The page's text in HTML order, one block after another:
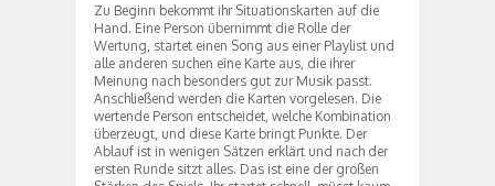
Zu Beginn bekommt ihr Situationskarten auf die
Hand. Eine Person übernimmt die Rolle der
Wertung, startet einen Song aus einer Playlist und
alle anderen suchen eine Karte aus, die ihrer
Meinung nach besonders gut zur Musik passt.
Anschließend werden die Karten vorgelesen. Die
wertende Person entscheidet, welche Kombination
überzeugt, und diese Karte bringt Punkte. Der
Ablauf ist in wenigen Sätzen erklärt und nach der
ersten Runde sitzt alles. Das ist eine der großen